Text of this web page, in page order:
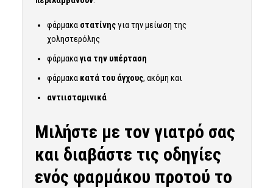
φάρμακα στατίνηςγια την μείωση της
χοληστερόλης
φάρμακαγια την υπέρταση
φάρμακακατά του άγχους, ακόμη και
αντιισταμινικά
Μιλήστε με τον γιατρό σας
και διαβάστε τις οδηγίες
ενός φαρμάκου προτού το